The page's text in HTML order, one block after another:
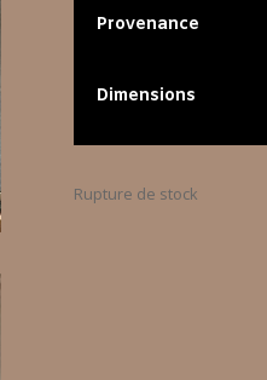
Provenance
Dimensions
Rupture de stock